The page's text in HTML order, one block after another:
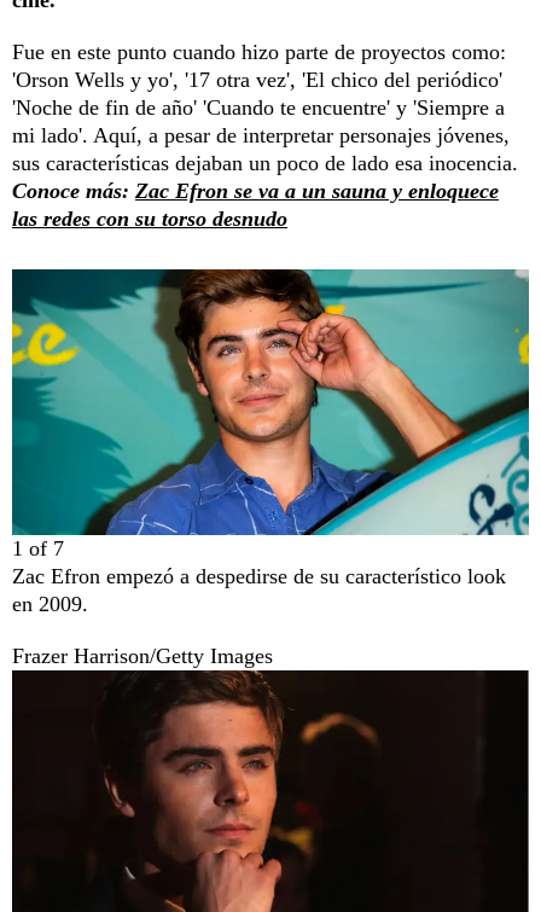
Fue en este punto cuando hizo parte de proyectos como:
'Orson Wells y yo', '17 otra vez', 'El chico del periódico'
'Noche de fin de año' 'Cuando te encuentre' y 'Siempre a
mi lado'. Aquí, a pesar de interpretar personajes jóvenes,
sus características dejaban un poco de lado esa inocencia.
Conoce más: Zac Efron se va a un sauna y enloquece
las redes con su torso desnudo
1 of 7
Zac Efron empezó a despedirse de su característico look
en 2009.
Frazer Harrison/Getty Images